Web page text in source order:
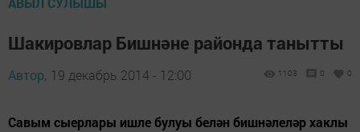
Шакировлар Бишнәне районда танытты
Автор, 19 декабрь 2014 - 12:00 1103 0 0
Савым сыерлары ишле булуы белән бишнәлеләр хаклы